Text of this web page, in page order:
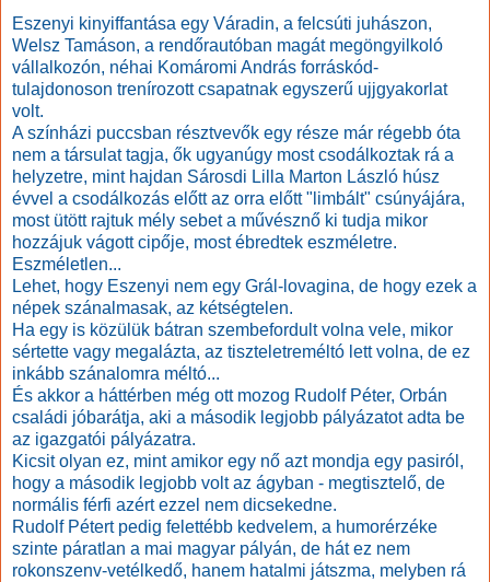
Eszenyi kinyiffantása egy Váradin, a felcsúti juhászon,
Welsz Tamáson, a rendőrautóban magát megöngyilkoló
vállalkozón, néhai Komáromi András forráskód-
tulajdonoson trenírozott csapatnak egyszerű ujjgyakorlat
volt.
A színházi puccsban résztvevők egy része már régebb óta
nem a társulat tagja, ők ugyanúgy most csodálkoztak rá a
helyzetre, mint hajdan Sárosdi Lilla Marton László húsz
évvel a csodálkozás előtt az orra előtt "limbált" csúnyájára,
most ütött rajtuk mély sebet a művésznő ki tudja mikor
hozzájuk vágott cipője, most ébredtek eszméletre.
Eszméletlen...
Lehet, hogy Eszenyi nem egy Grál-lovagina, de hogy ezek a
népek szánalmasak, az kétségtelen.
Ha egy is közülük bátran szembefordult volna vele, mikor
sértette vagy megalázta, az tiszteletreméltó lett volna, de ez
inkább szánalomra méltó...
És akkor a háttérben még ott mozog Rudolf Péter, Orbán
családi jóbarátja, aki a második legjobb pályázatot adta be
az igazgatói pályázatra.
Kicsit olyan ez, mint amikor egy nő azt mondja egy pasiról,
hogy a második legjobb volt az ágyban - megtisztelő, de
normális férfi azért ezzel nem dicsekedne.
Rudolf Pétert pedig felettébb kedvelem, a humorérzéke
szinte páratlan a mai magyar pályán, de hát ez nem
rokonszenv-vetélkedő, hanem hatalmi játszma, melyben rá